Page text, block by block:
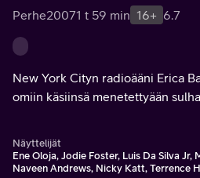
Perhe20071 t 59 min 16+ 6.7
New York Cityn radioääni Erica
omiin käsiinsä menetettyään
Näyttelijät
Ene Oloja, Jodie Foster, Luis Da Silva Jr,
Naveen Andrews, Nicky Katt, Terrence